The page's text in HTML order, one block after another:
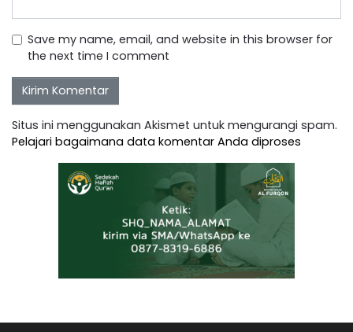
Save my name, email, and website in this browser for
the next time I comment
Situs ini menggunakan Akismet untuk mengurangi spam.
Pelajari bagaimana data komentar Anda diproses